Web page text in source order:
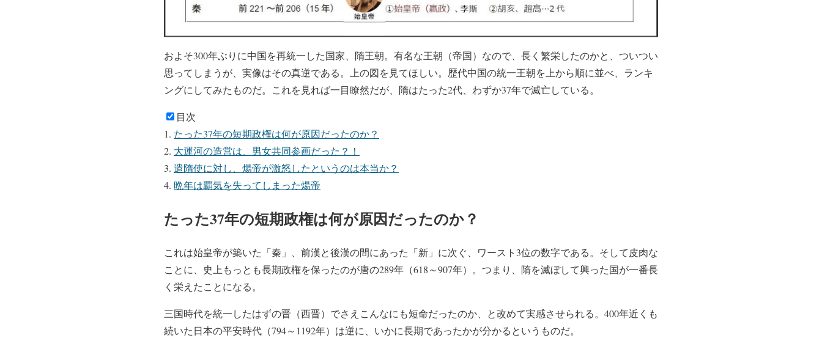
およそ300年ぶりに中国を再統一した国家、隋王朝。有名な王朝（帝国）なので、長く繁栄したのかと、ついつい
思ってしまうが、実像はその真逆である。上の図を見てほしい。歴代中国の統一王朝を上から順に並べ、ランキ
ングにしてみたものだ。これを見れば一目瞭然だが、隋はたった2代、わずか37年で滅亡している。
目次
たった37年の短期政権は何が原因だったのか？
大運河の造営は、男女共同参画だった？！
遣隋使に対し、煬帝が激怒したというのは本当か？
晩年は覇気を失ってしまった煬帝
たった37年の短期政権は何が原因だったのか？
これは始皇帝が築いた「秦」、前漢と後漢の間にあった「新」に次ぐ、ワースト3位の数字である。そして皮肉な
ことに、史上もっとも長期政権を保ったのが唐の289年（618～907年）。つまり、隋を滅ぼして興った国が一番長
く栄えたことになる。
三国時代を統一したはずの晋（西晋）でさえこんなにも短命だったのか、と改めて実感させられる。400年近くも
続いた日本の平安時代（794～1192年）は逆に、いかに長期であったかが分かるというものだ。